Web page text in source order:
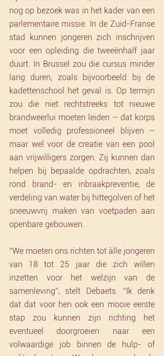
nog op bezoek was in het kader van een
parlementaire missie. In de Zuid-Franse
stad kunnen jongeren zich inschrijven
voor een opleiding die tweeënhalf jaar
duurt. In Brussel zou die cursus minder
lang duren, zoals bijvoorbeeld bij de
kadettenschool het geval is. Op termijn
zou die niet rechtstreeks tot nieuwe
brandweerlui moeten leiden – dat korps
moet volledig professioneel blijven –
maar wel voor de creatie van een pool
aan vrijwilligers zorgen. Zij kunnen dan
helpen bij bepaalde opdrachten, zoals
rond brand- en inbraakpreventie, de
verdeling van water bij hittegolven of het
sneeuwvrij maken van voetpaden aan
openbare gebouwen.
“We moeten ons richten tot àlle jongeren
van 18 tot 25 jaar die zich willen
inzetten voor het welzijn van de
samenleving”, stelt Debaets. “Ik denk
dat dat voor hen ook een mooie eerste
stap zou kunnen zijn richting het
eventueel doorgroeien naar een
volwaardige job binnen de hulp- of